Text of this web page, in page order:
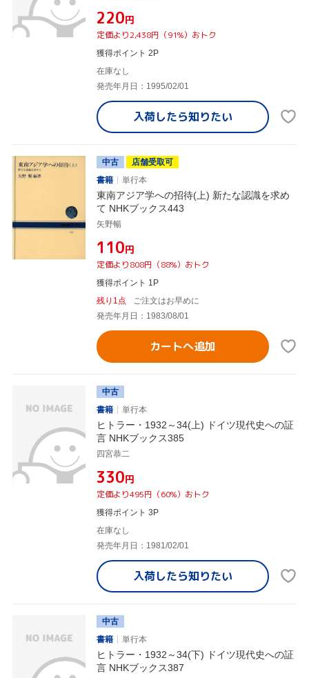
¥220円
定価より2,438円（91%）おトク
獲得ポイント 2P
在庫なし
発売年月日：1995/02/01
入荷したら知りたい
中古
店舗受取可
書籍
単行本
東南アジア学への招待(上) 新たな認識を求め
て NHKブックス443
矢野暢
¥110円
定価より808円（88%）おトク
獲得ポイント 1P
残り1点
ご注文はお早めに
発売年月日：1983/08/01
カートへ追加
中古
書籍
単行本
ヒトラー・1932～34(上) ドイツ現代史への証
言 NHKブックス385
四宮恭二
¥330円
定価より495円（60%）おトク
獲得ポイント 3P
在庫なし
発売年月日：1981/02/01
入荷したら知りたい
中古
書籍
単行本
ヒトラー・1932～34(下) ドイツ現代史への証
言 NHKブックス387